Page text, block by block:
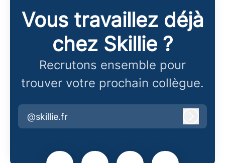
Vous travaillez déjà
chez Skillie ?
Recrutons ensemble pour
trouver votre prochain collègue.
@skillie.fr